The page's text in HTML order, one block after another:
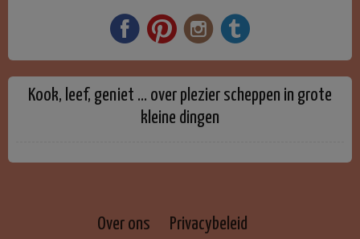
Kook, leef, geniet … over plezier scheppen in grote
kleine dingen
Over ons Privacybeleid